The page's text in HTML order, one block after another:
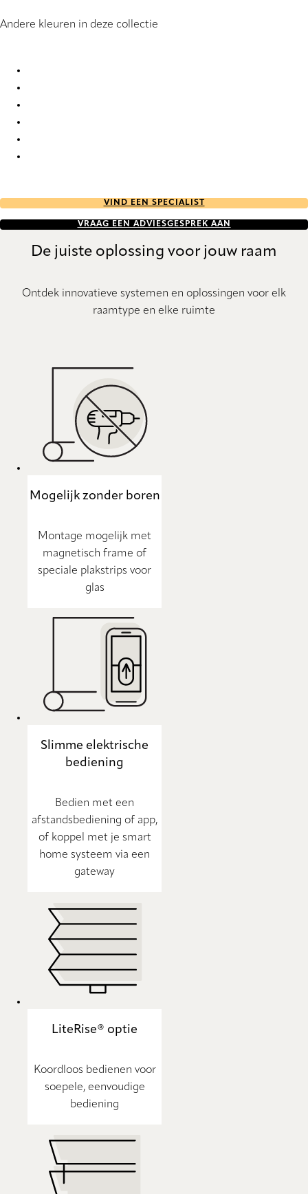
Andere kleuren in deze collectie
VIND EEN SPECIALIST
VRAAG EEN ADVIESGESPREK AAN
De juiste oplossing voor jouw raam
Ontdek innovatieve systemen en oplossingen voor elk
raamtype en elke ruimte
Mogelijk zonder boren
Montage mogelijk met
magnetisch frame of
speciale plakstrips voor
glas
Slimme elektrische
bediening
Bedien met een
afstandsbediening of app,
of koppel met je smart
home systeem via een
gateway
LiteRise® optie
Koordloos bedienen voor
soepele, eenvoudige
bediening